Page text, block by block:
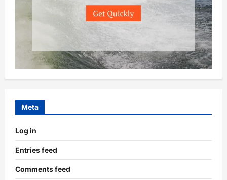
Meta
Log in
Entries feed
Comments feed